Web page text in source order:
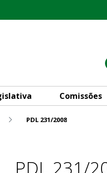
Comissões
PDL 231/2008